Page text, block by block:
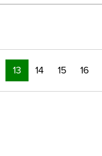
13 14 15 16